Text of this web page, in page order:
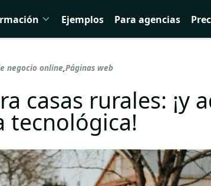
Ejemplos Para agencias
negocio online,Páginas web
casas rurales: ¡y
tecnológica!